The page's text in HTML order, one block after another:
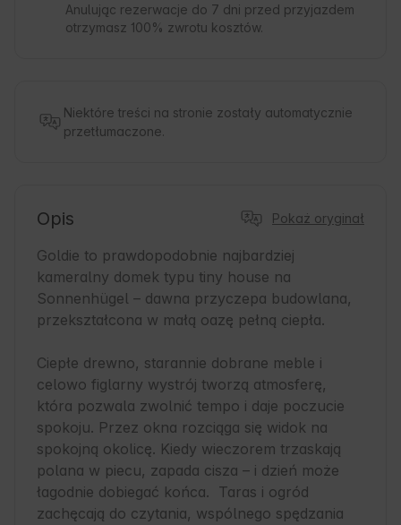
Anulując rezerwacje do 7 dni przed przyjazdem
otrzymasz 100% zwrotu kosztów.
Niektóre treści na stronie zostały automatycznie
przetłumaczone.
Opis Pokaż oryginał
Goldie to prawdopodobnie najbardziej
kameralny domek typu tiny house na
Sonnenhügel – dawna przyczepa budowlana,
przekształcona w małą oazę pełną ciepła.
Ciepłe drewno, starannie dobrane meble i
celowo figlarny wystrój tworzą atmosferę,
która pozwala zwolnić tempo i daje poczucie
spokoju. Przez okna rozciąga się widok na
spokojną okolicę. Kiedy wieczorem trzaskają
polana w piecu, zapada cisza – i dzień może
łagodnie dobiegać końca.  Taras i ogród
zachęcają do czytania, wspólnego spędzania